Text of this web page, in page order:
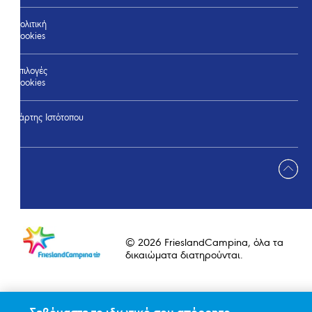
Πολιτική
Cookies
Επιλογές
Cookies
Χάρτης Ιστότοπου​
© 2026 FrieslandCampina, όλα τα
δικαιώματα διατηρούνται.